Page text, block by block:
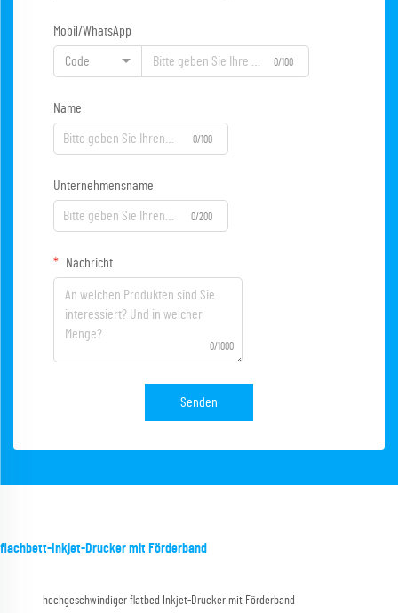
Mobil/WhatsApp
Code 0/100
Name
0/100
Unternehmensname
0/200
Nachricht
0/1000
Senden
flachbett-Inkjet-Drucker mit Förderband
hochgeschwindiger flatbed Inkjet-Drucker mit Förderband